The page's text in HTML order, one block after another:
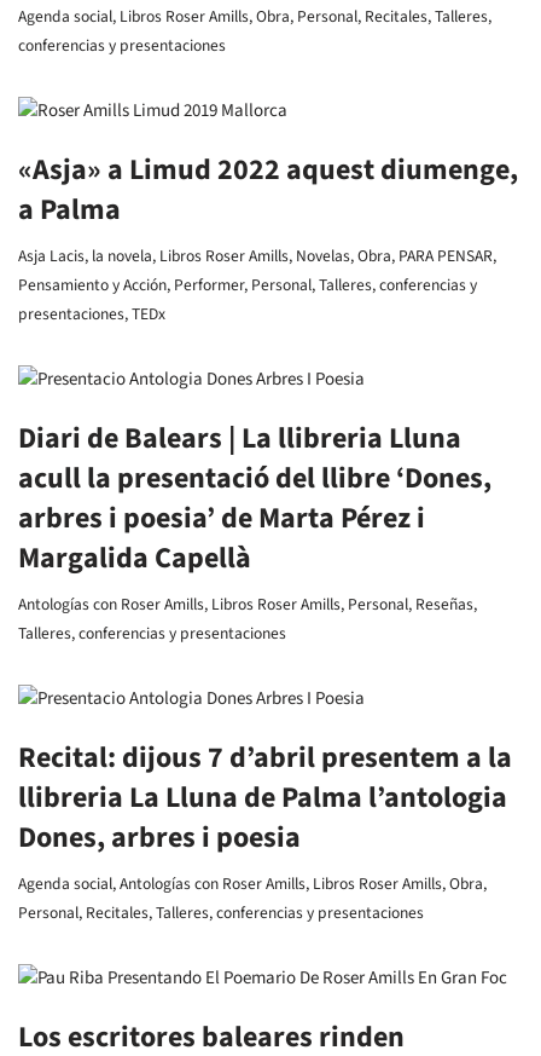
Agenda social, Libros Roser Amills,Obra, Personal, Recitales,Talleres,
conferencias y presentaciones
«Asja» a Limud 2022 aquest diumenge,
a Palma
Asja Lacis, la novela, Libros Roser Amills, Novelas,Obra, PARA PENSAR,
Pensamiento y Acción, Performer, Personal,Talleres, conferencias y
presentaciones,TEDx
Diari de Balears | La llibreria Lluna
acull la presentació del llibre ‘Dones,
arbres i poesia’ de Marta Pérez i
Margalida Capellà
Antologías con Roser Amills, Libros Roser Amills, Personal, Reseñas,
Talleres, conferencias y presentaciones
Recital: dijous 7 d’abril presentem a la
llibreria La Lluna de Palma l’antologia
Dones, arbres i poesia
Agenda social,Antologías con Roser Amills, Libros Roser Amills,Obra,
Personal, Recitales,Talleres, conferencias y presentaciones
Los escritores baleares rinden